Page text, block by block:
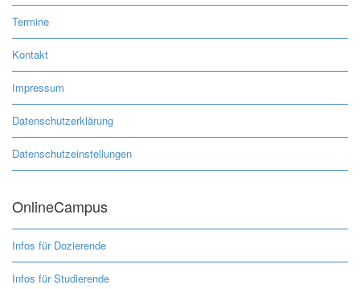
Termine
Kontakt
Impressum
Datenschutzerklärung
Datenschutzeinstellungen
OnlineCampus
Infos für Dozierende
Infos für Studierende